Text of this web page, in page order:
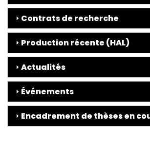
Contrats de recherche
Production récente (HAL)
Actualités
Événements
Encadrement de thèses en